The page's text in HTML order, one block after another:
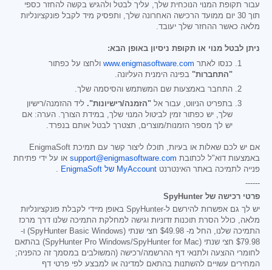
עבור תקופת המנוי הנוכחית שלך, עליך לבטל ולהגיש בקשה להחזר כספי
תוך 30 יום ממועד הרכישה האחרונה שלך, ותפסיק מיד לקבל פונקציונליות
מלאה כאשר ההחזר שלך יעובד.
ניתן לבטל מנוי או תקופת ניסיון באופן הבא:
כנסו לאתר www.enigmasoftware.com ולחצו על כפתור
"התחברות" בפינה הימנית העליונה.
התחבר באמצעות שם המשתמש והסיסמה שלך.
בתפריט הניווט, עבור אל "הזמנה/רישיונות". ליד ההזמנה/רישיון
שלך, יש כפתור זמין לביטול המנוי שלך, במידת הצורך. הערה: אם
יש לך מספר הזמנות/מוצרים, תצטרך לבטל אותם בנפרד.
אם יש לכם שאלות או בעיות, תוכלו ליצור קשר עם תמיכת EnigmaSoft
באמצעות דוא"ל לכתובת support@enigmasoftware.com או על ידי פתיחת
פנייה לתמיכה באתר האינטרנט MyAccount של EnigmaSoft
.
------
פרטי רכישה של SpyHunter
יש לך גם אפשרות להירשם ל-SpyHunter באופן מיידי לקבלת פונקציונליות
מלאה, כולל הסרת תוכנות זדוניות וגישה למחלקת התמיכה שלנו דרך מרכז
התמיכה שלנו, החל מ- $49.98 חצי שנתי (SpyHunter Basic Windows) ו-
$79.98
חצי שנתי (SpyHunter Pro Windows/SpyHunter for Mac) בהתאם
לחומרי ההצעה ולתנאי דף ההרשמה/רכישה (המשולבים במסמך זה כהפניה;
המחירים עשויים להשתנות בהתאם למדינה או למבצע לפי פרטי דף